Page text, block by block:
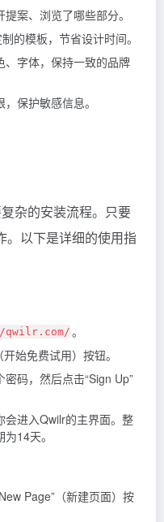
案、浏览了哪些部分。
的模板，节省设计时间。
、字体，保持一致的品牌
保护敏感信息。
杂的安装流程。只要
。以下是详细的使用指
。
始免费试用）按钮。
码，然后点击“Sign Up”
会进入Qwilr的主界面。整
14天。
Page”（新建页面）按